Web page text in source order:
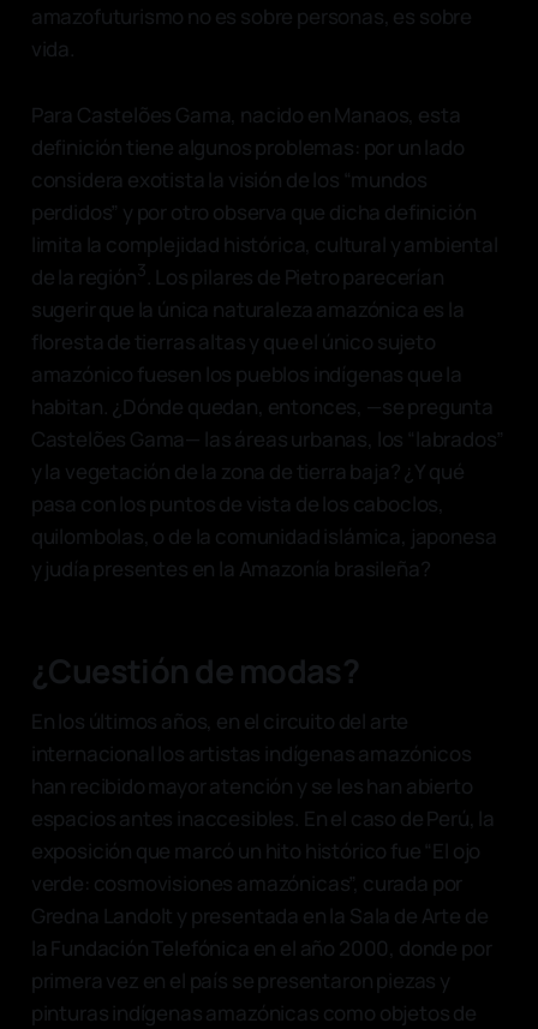
amazofuturismo no es sobre personas, es sobre
vida.
Para Castelões Gama, nacido en Manaos, esta
definición tiene algunos problemas: por un lado
considera exotista la visión de los “mundos
perdidos” y por otro observa que dicha definición
limita la complejidad histórica, cultural y ambiental
de la región3. Los pilares de Pietro parecerían
sugerir que la única naturaleza amazónica es la
floresta de tierras altas y que el único sujeto
amazónico fuesen los pueblos indígenas que la
habitan. ¿Dónde quedan, entonces, —se pregunta
Castelões Gama— las áreas urbanas, los “labrados”
y la vegetación de la zona de tierra baja? ¿Y qué
pasa con los puntos de vista de los caboclos,
quilombolas, o de la comunidad islámica, japonesa
y judía presentes en la Amazonía brasileña?
¿Cuestión de modas?
En los últimos años, en el circuito del arte
internacional los artistas indígenas amazónicos
han recibido mayor atención y se les han abierto
espacios antes inaccesibles. En el caso de Perú, la
exposición que marcó un hito histórico fue “El ojo
verde: cosmovisiones amazónicas”, curada por
Gredna Landolt y presentada en la Sala de Arte de
la Fundación Telefónica en el año 2000, donde por
primera vez en el país se presentaron piezas y
pinturas indígenas amazónicas como objetos de